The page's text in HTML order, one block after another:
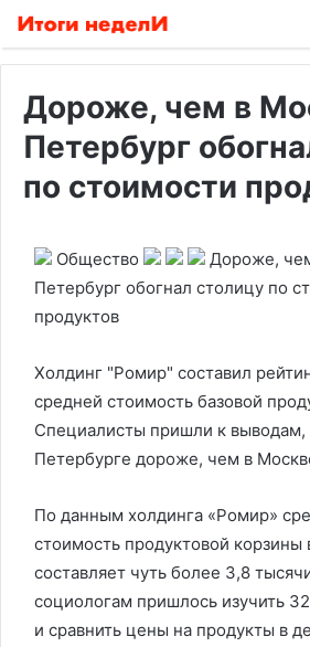
Дороже, чем в
Петербург
по стоимости
Общество
Дороже,
Петербург обогнал столицу по
продуктов
Холдинг "Ромир" составил
средней стоимость базовой
Специалисты пришли к выводам,
Петербурге дороже, чем в
По данным холдинга «Ромир»
стоимость продуктовой корзины
составляет чуть более 3,8
социологам пришлось изучить
и сравнить цены на продукты в